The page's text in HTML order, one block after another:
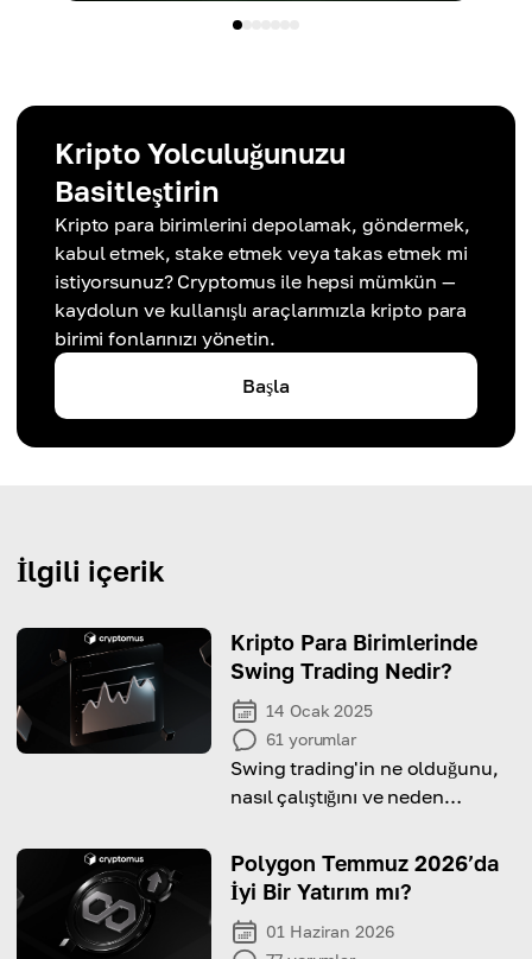
Kripto Yolculuğunuzu
Basitleştirin
Kripto para birimlerini depolamak, göndermek,
kabul etmek, stake etmek veya takas etmek mi
istiyorsunuz? Cryptomus ile hepsi mümkün —
kaydolun ve kullanışlı araçlarımızla kripto para
birimi fonlarınızı yönetin.
Başla
İlgili içerik
Kripto Para Birimlerinde
Swing Trading Nedir?
14 Ocak 2025
61 yorumlar
Swing trading'in ne olduğunu,
nasıl çalıştığını ve neden
makalede keşfedin.
Polygon Temmuz 2026’da
İyi Bir Yatırım mı?
01 Haziran 2026